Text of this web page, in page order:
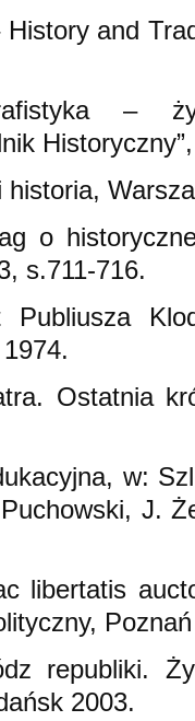
and
–
historia,
o
s.711-716.
Publiusza
Ostatnia
w:
J.
libertatis
republiki.
2003.